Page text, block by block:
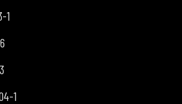
1
1